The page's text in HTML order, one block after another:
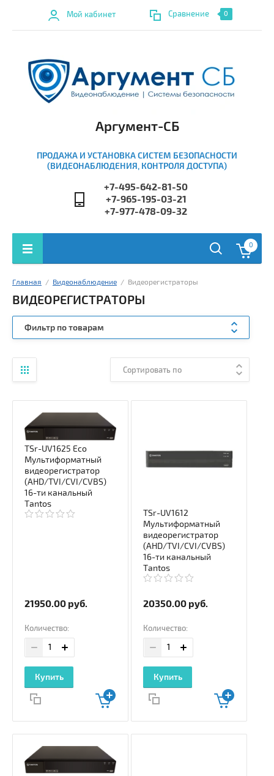
Мой кабинет Сравнение 0
Аргумент-СБ
ПРОДАЖА И УСТАНОВКА СИСТЕМ БЕЗОПАСНОСТИ
(ВИДЕОНАБЛЮДЕНИЯ, КОНТРОЛЯ ДОСТУПА)
+7-495-642-81-50
+7-965-195-03-21
+7-977-478-09-32
0
Главная
  /
Видеонаблюдение
  /  Видеорегистраторы
ВИДЕОРЕГИСТРАТОРЫ
Фильтр по товарам
Сортировать по
TSr-UV1625 Eco
Мультиформатный
видеорегистратор
(AHD/TVI/CVI/CVBS)
16-ти канальный
Tantos
21950.00 руб.
Количество:
Купить
TSr-UV1612
Мультиформатный
видеорегистратор
(AHD/TVI/CVI/CVBS)
16-ти канальный
Tantos
20350.00 руб.
Количество:
Купить